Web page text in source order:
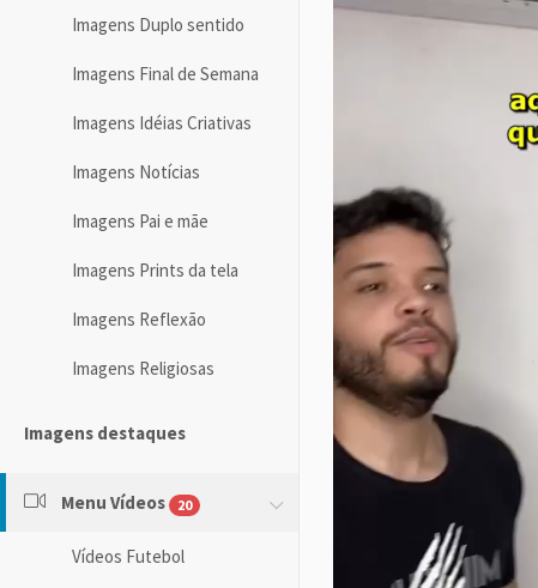
Imagens Duplo sentido
Imagens Final de Semana
Imagens Idéias Criativas
Imagens Notícias
Imagens Pai e mãe
Imagens Prints da tela
Imagens Reflexão
Imagens Religiosas
Imagens destaques
Menu Vídeos 20
Vídeos Futebol